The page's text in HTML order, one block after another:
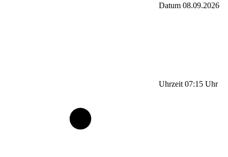
Datum 08.09.2026
Uhrzeit 07:15 Uhr